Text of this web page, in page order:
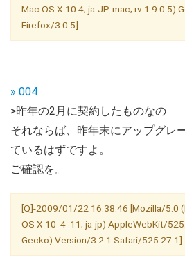
Mac OS X 10.4; ja-JP-mac; rv:1.9.0.5)
Firefox/3.0.5]
» 004
>昨年の2月に契約したものなの
それならば、昨年末にアップグレ
ているはずですよ。
ご確認を。
[Q]-2009/01/22 16:38:46 [Mozilla/5.0
OS X 10_4_11; ja-jp) AppleWebKit/
Gecko) Version/3.2.1 Safari/525.27.1]